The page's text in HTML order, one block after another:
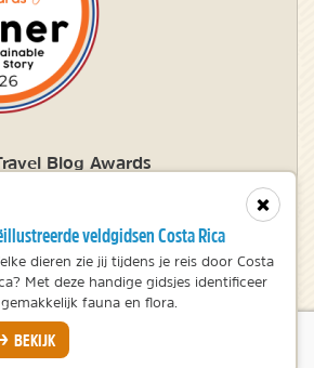
Blog Awards
Sluit
veldgidsen Costa Rica
dieren zie jij tijdens je reis door Costa
Met deze handige gidsjes identificeer
gemakkelijk fauna en flora.
BEKIJK